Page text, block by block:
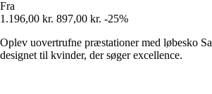
Fra
1.196,00 kr. 897,00 kr. -25%
Oplev uovertrufne præstationer med løbesko
designet til kvinder, der søger excellence.